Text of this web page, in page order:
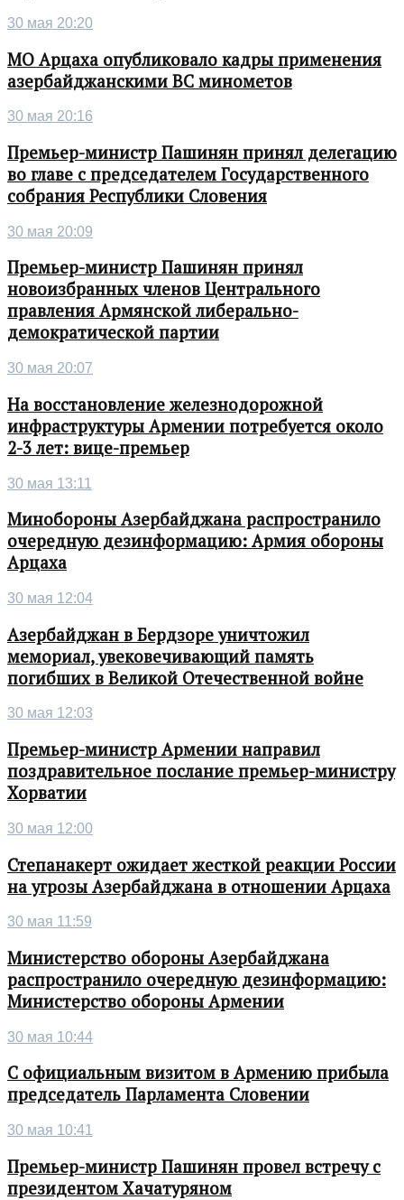
30 мая 20:20
МО Арцаха опубликовало кадры применения
азербайджанскими ВС минометов
30 мая 20:16
Премьер-министр Пашинян принял делегацию
во главе с председателем Государственного
собрания Республики Словения
30 мая 20:09
Премьер-министр Пашинян принял
новоизбранных членов Центрального
правления Армянской либерально-
демократической партии
30 мая 20:07
На восстановление железнодорожной
инфраструктуры Армении потребуется около
2-3 лет: вице-премьер
30 мая 13:11
Минобороны Азербайджана распространило
очередную дезинформацию: Армия обороны
Арцаха
30 мая 12:04
Азербайджан в Бердзоре уничтожил
мемориал, увековечивающий память
погибших в Великой Отечественной войне
30 мая 12:03
Премьер-министр Армении направил
поздравительное послание премьер-министру
Хорватии
30 мая 12:00
Степанакерт ожидает жесткой реакции России
на угрозы Азербайджана в отношении Арцаха
30 мая 11:59
Министерство обороны Азербайджана
распространило очередную дезинформацию:
Министерство обороны Армении
30 мая 10:44
С официальным визитом в Армению прибыла
председатель Парламента Словении
30 мая 10:41
Премьер-министр Пашинян провел встречу с
президентом Хачатуряном